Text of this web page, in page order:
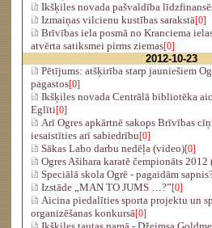
Ikšķiles novada pašvaldība
Izmaiņas vilcienu kustības sarakstā[0]
Brīvības iela posmā no Kranciema
atvērta satiksmei pirms ziemas[0]
2012-10-23
Pētījums: atšķirība starp jauniešiem
pagastos[0]
Ikšķiles novada Centrālā bibliotēka
Eglīti[0]
Arī Ogres apkārtnē sakops Brīvības
iesaistīties arī sabiedrību[0]
Sākas Labo darbu nedēļa (video)[0]
Ogres Ašihara karatē čempionāts
Speciālā skola Ogrē - pagaidām
Izstāde „MAN TO JUMS …?”[0]
Aicina piedalīties sporta projektu un
organizēšanas konkursā[0]